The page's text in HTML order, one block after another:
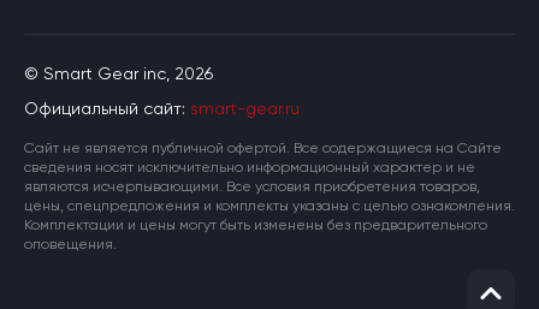
© Smart Gear inc, 2026
Официальный сайт: smart-gear.ru
Cайт не является публичной офертой. Все содержащиеся на Сайте
сведения носят исключительно информационный характер и не
являются исчерпывающими. Все условия приобретения товаров,
цены, спецпредложения и комплекты указаны с целью ознакомления.
Комплектации и цены могут быть изменены без предварительного
оповещения.